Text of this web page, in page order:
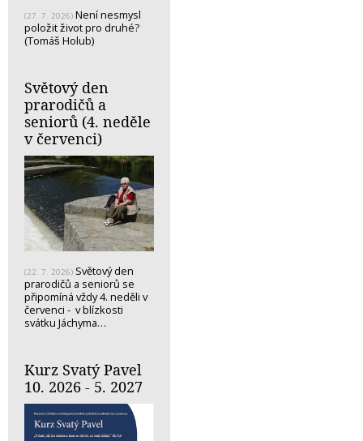
(27. 7. 2026) Není nesmysl
položit život pro druhé?
(Tomáš Holub)
Světový den
prarodičů a
seniorů (4. neděle
v červenci)
(22. 7. 2026) Světový den
prarodičů a seniorů se
připomíná vždy 4. neděli v
červenci - v blízkosti
svátku Jáchyma…
Kurz Svatý Pavel
10. 2026 - 5. 2027